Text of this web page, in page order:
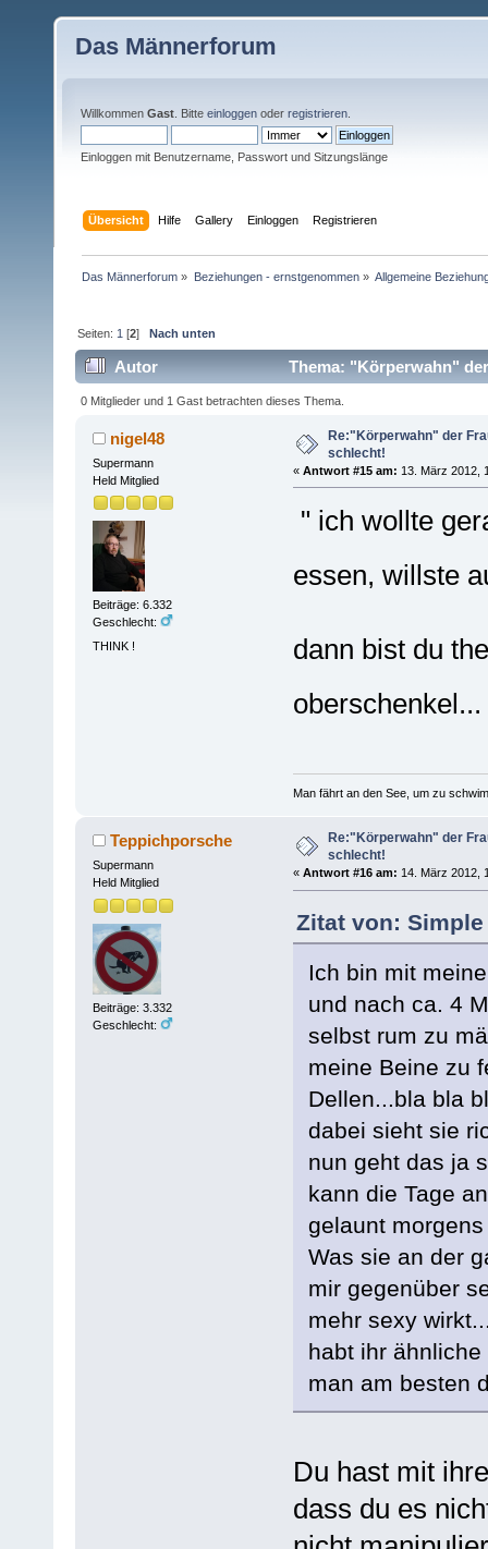
Das Männerforum
Willkommen Gast . Bitte einloggen oder registrieren
Einloggen mit Benutzername, Passwort und Sitzungslänge
Übersicht Hilfe Gallery Einloggen Registrieren
Das Männerforum » Beziehungen - ernstgenommen» Allgemeine
Seiten: 1 [2]Nach unten
Autor Thema: "Körperwahn"
0 Mitglieder und 1 Gast betrachten dieses Thema.
nigel48
Supermann
Held Mitglied
Beiträge: 6.332
Geschlecht:
THINK !
Re:"Körperwahn" der
schlecht!
« Antwort #15 am: 13. März 2012,
" ich wollte
essen, willste
dann bist du
Man fährt an den See, um zu
Teppichporsche
Supermann
Held Mitglied
Beiträge: 3.332
Geschlecht:
Re:"Körperwahn" der
schlecht!
« Antwort #16 am: 14. März 2012,
Zitat von: Simple
Ich bin mit
und nach ca. 4
selbst rum zu
meine Beine zu
Dellen...bla bla
dabei sieht sie
nun geht das ja
kann die Tage
gelaunt
Was sie an der
mir gegenüber
mehr sexy
habt ihr
man am besten
Du hast mit
dass du es